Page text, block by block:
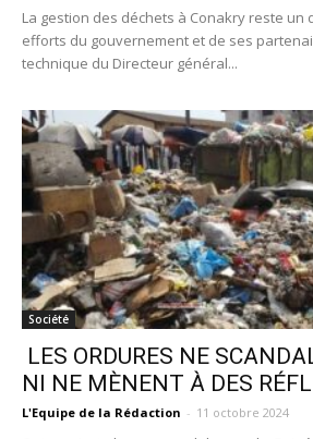
La gestion des déchets à Conakry reste un
efforts du gouvernement et de ses
technique du Directeur général...
Société
LES ORDURES NE
NI NE MÈNENT À DES
L'Equipe de la Rédaction - 11 octobre 2024